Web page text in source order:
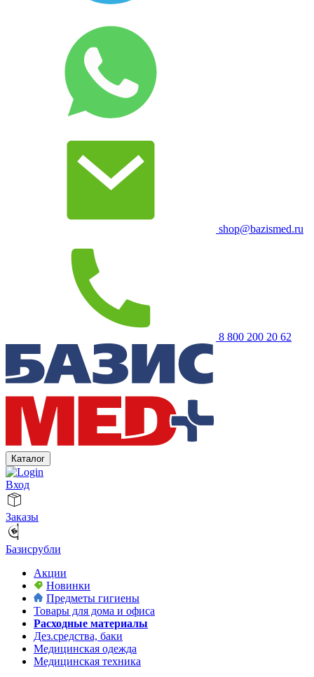
shop@bazismed.ru
8 800 200 20 62
Каталог
Вход
Заказы
Базисрубли
Акции
Новинки
Предметы гигиены
Товары для дома и офиса
Расходные материалы
Дез.средства, баки
Медицинская одежда
Медицинская техника